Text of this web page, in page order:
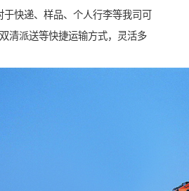
快递、样品、个人行李等我司可
清派送等快捷运输方式，灵活多